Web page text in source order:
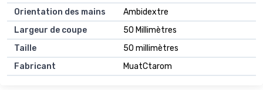
Orientation des mains
Ambidextre
Largeur de coupe
50 Millimètres
Taille
50 millimètres
Fabricant
MuatCtarom